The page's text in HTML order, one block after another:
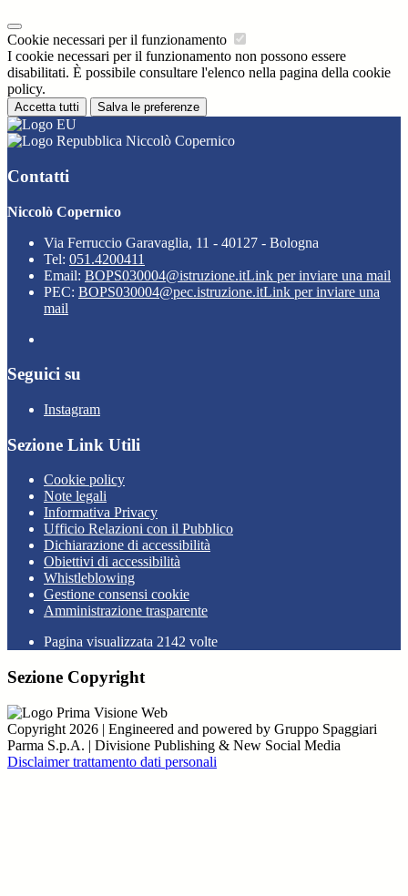
Cookie necessari per il funzionamento
I cookie necessari per il funzionamento non possono essere
disabilitati. È possibile consultare l'elenco nella pagina della cookie
policy.
Accetta tutti Salva le preferenze
Niccolò Copernico
Contatti
Niccolò Copernico
Via Ferruccio Garavaglia, 11 - 40127 - Bologna
Tel: 051.4200411
Email: BOPS030004@istruzione.itLink per inviare una mail
PEC: BOPS030004@pec.istruzione.itLink per inviare una
mail
Seguici su
Instagram
Sezione Link Utili
Cookie policy
Note legali
Informativa Privacy
Ufficio Relazioni con il Pubblico
Dichiarazione di accessibilità
Obiettivi di accessibilità
Whistleblowing
Gestione consensi cookie
Amministrazione trasparente
Pagina visualizzata 2142 volte
Sezione Copyright
Copyright 2026 | Engineered and powered by Gruppo Spaggiari
Parma S.p.A. | Divisione Publishing & New Social Media
Disclaimer trattamento dati personali